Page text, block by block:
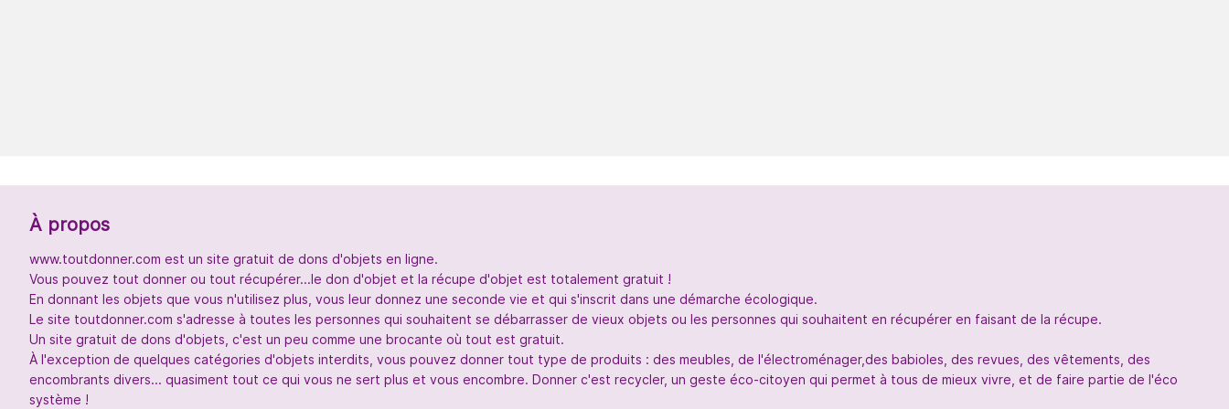
À propos
www.toutdonner.com est un site gratuit de dons d'objets en ligne.
Vous pouvez tout donner ou tout récupérer...le don d'objet et la récupe d'objet est totalement gratuit !
En donnant les objets que vous n'utilisez plus, vous leur donnez une seconde vie et qui s'inscrit dans une démarche écologique.
Le site toutdonner.com s'adresse à toutes les personnes qui souhaitent se débarrasser de vieux objets ou les personnes qui souhaitent en récupérer en faisant de la récupe.
Un site gratuit de dons d'objets, c'est un peu comme une brocante où tout est gratuit.
À l'exception de quelques catégories d'objets interdits, vous pouvez donner tout type de produits : des meubles, de l'électroménager,des babioles, des revues, des vêtements, des
encombrants divers... quasiment tout ce qui vous ne sert plus et vous encombre. Donner c'est recycler, un geste éco-citoyen qui permet à tous de mieux vivre, et de faire partie de l'éco
système !